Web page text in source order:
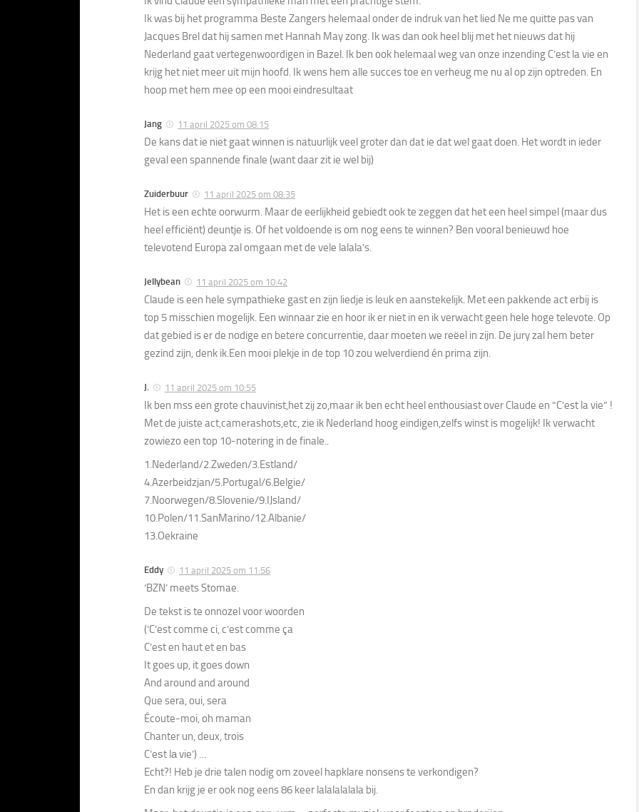
Ik was bij het programma Beste Zangers helemaal onder de indruk van het lied Ne me quitte pas van
Jacques Brel dat hij samen met Hannah May zong. Ik was dan ook heel blij met het nieuws dat hij
Nederland gaat vertegenwoordigen in Bazel. Ik ben ook helemaal weg van onze inzending C’est la vie en
krijg het niet meer uit mijn hoofd. Ik wens hem alle succes toe en verheug me nu al op zijn optreden. En
hoop met hem mee op een mooi eindresultaat
Jang 11 april 2025 om 08:15
De kans dat ie niet gaat winnen is natuurlijk veel groter dan dat ie dat wel gaat doen. Het wordt in ieder
geval een spannende finale (want daar zit ie wel bij)
Zuiderbuur 11 april 2025 om 08:35
Het is een echte oorwurm. Maar de eerlijkheid gebiedt ook te zeggen dat het een heel simpel (maar dus
heel efficiënt) deuntje is. Of het voldoende is om nog eens te winnen? Ben vooral benieuwd hoe
televotend Europa zal omgaan met de vele lalala’s.
Jellybean 11 april 2025 om 10:42
Claude is een hele sympathieke gast en zijn liedje is leuk en aanstekelijk. Met een pakkende act erbij is
top 5 misschien mogelijk. Een winnaar zie en hoor ik er niet in en ik verwacht geen hele hoge televote. Op
dat gebied is er de nodige en betere concurrentie, daar moeten we reëel in zijn. De jury zal hem beter
gezind zijn, denk ik.Een mooi plekje in de top 10 zou welverdiend én prima zijn.
J. 11 april 2025 om 10:55
Ik ben mss een grote chauvinist,het zij zo,maar ik ben echt heel enthousiast over Claude en “C’est la vie” !
Met de juiste act,camerashots,etc, zie ik Nederland hoog eindigen,zelfs winst is mogelijk! Ik verwacht
zowiezo een top 10-notering in de finale..
1.Nederland/2.Zweden/3.Estland/
4.Azerbeidzjan/5.Portugal/6.Belgie/
7.Noorwegen/8.Slovenie/9.IJsland/
10.Polen/11.SanMarino/12.Albanie/
13.Oekraine
Eddy 11 april 2025 om 11:56
‘BZN’ meets Stomae.
De tekst is te onnozel voor woorden
(‘C’est comme ci, c’est comme ça
C’est en haut et en bas
It goes up, it goes down
And around and around
Que sera, oui, sera
Écoute-moi, oh maman
Chanter un, deux, trois
C’eѕt lа vie’) …
Echt?! Heb je drie talen nodig om zoveel hapklare nonsens te verkondigen?
En dan krijg je er ook nog eens 86 keer lalalalalala bij.